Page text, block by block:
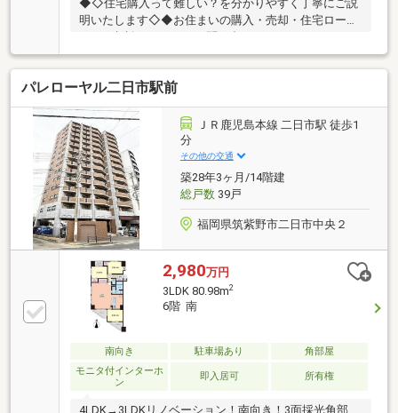
◆◇住宅購入って難しい？を分かりやすく丁寧にご説
明いたします◇◆お住まいの購入・売却・住宅ロー
パレローヤル二日市駅前
ＪＲ鹿児島本線 二日市駅 徒歩1
分
その他の交通
築28年3ヶ月/14階建
総戸数39戸
福岡県筑紫野市二日市中央２
2,980万円
3LDK 80.98m2
6階 南
南向き 駐車場あり
角部屋
モニタ付インターホ
ン
即入居可 所有権
4LDK→3LDKリノベーション！南向き！3面採光角部